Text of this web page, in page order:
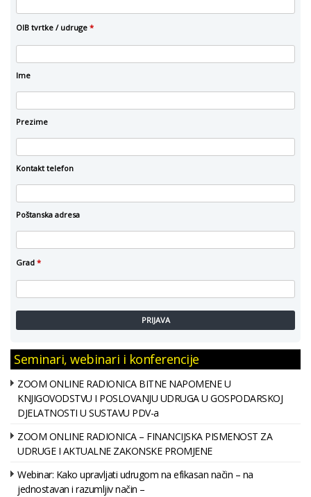
OIB tvrtke / udruge *
Ime
Prezime
Kontakt telefon
Poštanska adresa
Grad *
PRIJAVA
Seminari, webinari i konferencije
ZOOM ONLINE RADIONICA BITNE NAPOMENE U
KNJIGOVODSTVU I POSLOVANJU UDRUGA U GOSPODARSKOJ
DJELATNOSTI U SUSTAVU PDV-a
ZOOM ONLINE RADIONICA – FINANCIJSKA PISMENOST ZA
UDRUGE I AKTUALNE ZAKONSKE PROMJENE
Webinar: Kako upravljati udrugom na efikasan način – na
jednostavan i razumljiv način –